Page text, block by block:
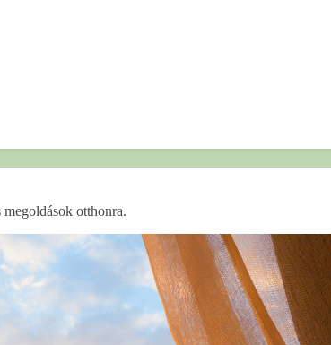
otthonra.